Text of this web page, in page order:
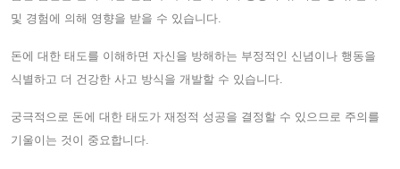
및 경험에 의해 영향을 받을 수 있습니다.
돈에 대한 태도를 이해하면 자신을 방해하는 부정적인 신념이나 행동을
식별하고 더 건강한 사고 방식을 개발할 수 있습니다.
궁극적으로 돈에 대한 태도가 재정적 성공을 결정할 수 있으므로 주의를
기울이는 것이 중요합니다.